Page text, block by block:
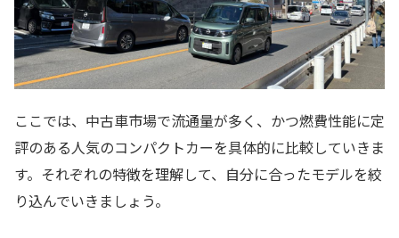
ここでは、中古車市場で流通量が多く、かつ燃費性能に定
評のある人気のコンパクトカーを具体的に比較していきま
す。それぞれの特徴を理解して、自分に合ったモデルを絞
り込んでいきましょう。